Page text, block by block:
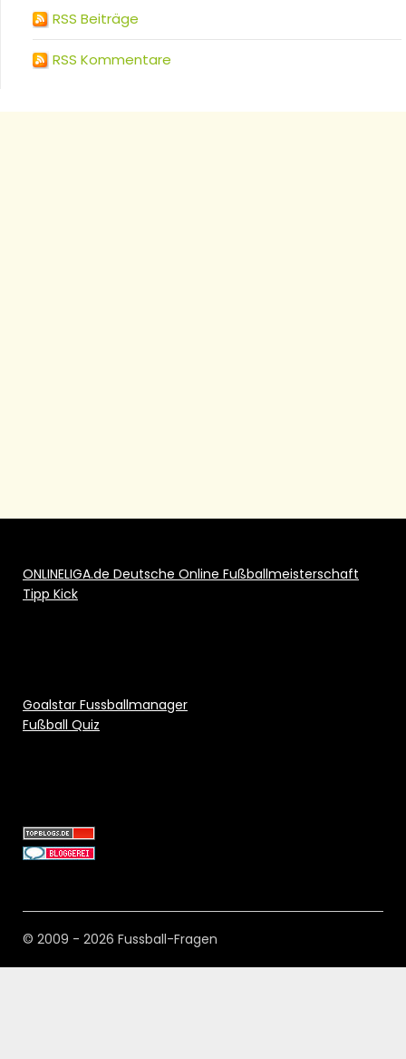
RSS Beiträge
RSS Kommentare
ONLINELIGA.de Deutsche Online Fußballmeisterschaft
Tipp Kick
Goalstar Fussballmanager
Fußball Quiz
© 2009 - 2026 Fussball-Fragen